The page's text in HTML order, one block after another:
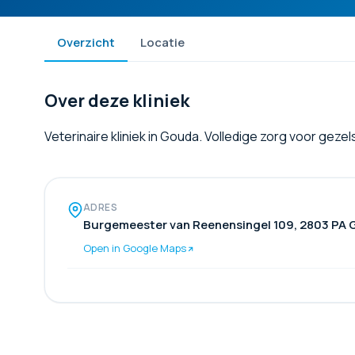
Overzicht Locatie
Over deze kliniek
Veterinaire kliniek in Gouda. Volledige zorg voor
ADRES
Burgemeester van Reenensingel 109, 2803 PA
Open in Google Maps